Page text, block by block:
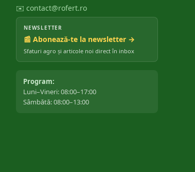
✉️ contact@rofert.ro
NEWSLETTER
📰 Abonează-te la newsletter →
Sfaturi agro și articole noi direct în inbox
Program:
Luni–Vineri: 08:00–17:00
Sâmbătă: 08:00–13:00